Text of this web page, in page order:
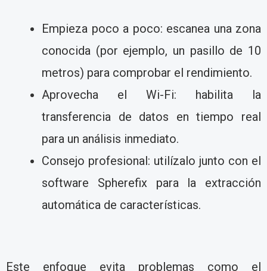
Empieza poco a poco: escanea una zona
conocida (por ejemplo, un pasillo de 10
metros) para comprobar el rendimiento.
Aprovecha el Wi-Fi: habilita la
transferencia de datos en tiempo real
para un análisis inmediato.
Consejo profesional: utilízalo junto con el
software Spherefix para la extracción
automática de características.
Este enfoque evita problemas como el